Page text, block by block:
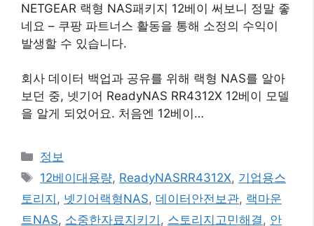
NETGEAR 랙형 NAS패키지 12베이 써보니 정말 좋
네요 – 쿠팡 파트너스 활동을 통해 소정의 수익이
발생할 수 있습니다.
회사 데이터 백업과 공유를 위해 랙형 NAS를 알아
보던 중, 넷기어 ReadyNAS RR4312X 12베이 모델
을 알게 되었어요. 처음엔 12베이…
카
테
리
정보
태
그
12베이대용량, ReadyNASRR4312X, 기업용스
토리지 , 넷기어랙형NAS, 데이터안전보관, 랙마운
트NAS, 소중한자료지키기 , 스토리지고민해결 , 안